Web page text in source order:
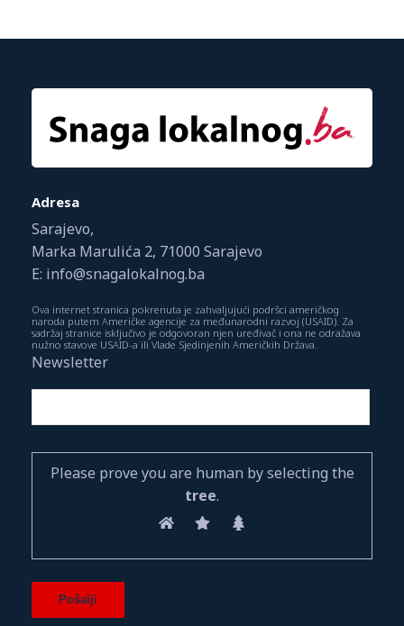
Adresa
Sarajevo,
Marka Marulića 2, 71000 Sarajevo
E: info@snagalokalnog.ba
Ova internet stranica pokrenuta je zahvaljujući podršci američkog
naroda putem Američke agencije za međunarodni razvoj (USAID). Za
sadržaj stranice isključivo je odgovoran njen uređivač i ona ne odražava
nužno stavove USAID-a ili Vlade Sjedinjenih Američkih Država.
Newsletter
Please prove you are human by selecting the
tree.